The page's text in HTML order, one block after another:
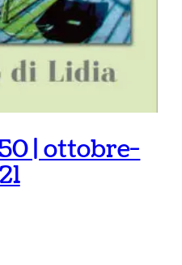
| ottobre-